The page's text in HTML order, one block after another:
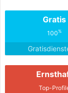
Gratis
100%
Top-